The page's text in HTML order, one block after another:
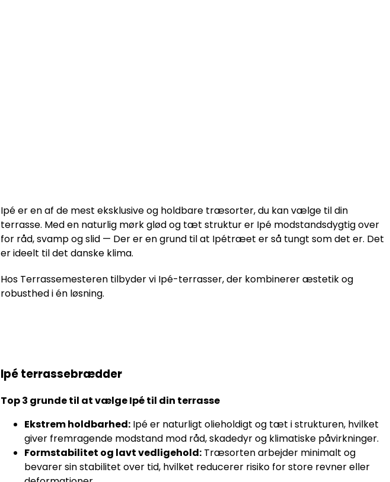
Ipé er en af de mest eksklusive og holdbare træsorter, du kan vælge til din
terrasse. Med en naturlig mørk glød og tæt struktur er Ipé modstandsdygtig over
for råd, svamp og slid — Der er en grund til at Ipétræet er så tungt som det er. Det
er ideelt til det danske klima.
Hos Terrassemesteren tilbyder vi Ipé-terrasser, der kombinerer æstetik og
robusthed i én løsning.
Ipé terrassebrædder
Top 3 grunde til at vælge Ipé til din terrasse
Ekstrem holdbarhed: Ipé er naturligt olieholdigt og tæt i strukturen, hvilket
giver fremragende modstand mod råd, skadedyr og klimatiske påvirkninger.
Formstabilitet og lavt vedligehold: Træsorten arbejder minimalt og
bevarer sin stabilitet over tid, hvilket reducerer risiko for store revner eller